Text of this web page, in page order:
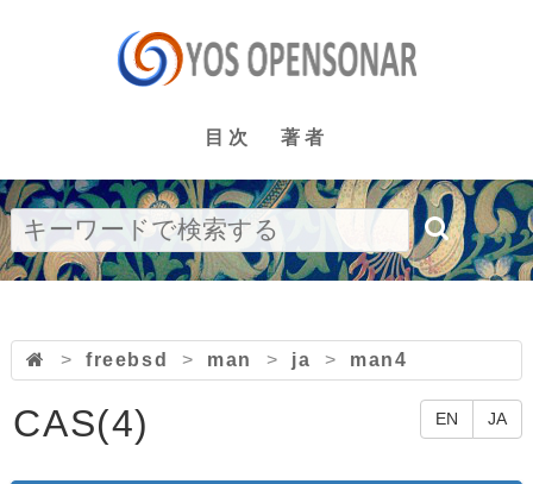
目次 著者
> freebsd > man > ja > man4
EN JA
CAS(4)